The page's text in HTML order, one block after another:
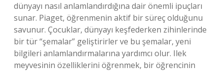
dünyayı nasıl anlamlandırdığına dair önemli ipuçları
sunar. Piaget, öğrenmenin aktif bir süreç olduğunu
savunur. Çocuklar, dünyayı keşfederken zihinlerinde
bir tür “şemalar” geliştirirler ve bu şemalar, yeni
bilgileri anlamlandırmalarına yardımcı olur. Ilek
meyvesinin özelliklerini öğrenmek, bir öğrencinin